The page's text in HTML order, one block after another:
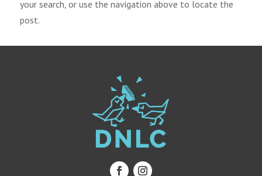
your search, or use the navigation above to locate the
post.